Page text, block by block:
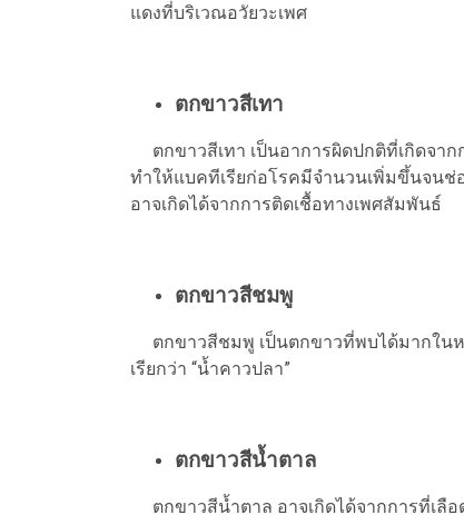
แดงที่บริเวณอวัยวะเพศ
ตกขาวสีเทา
ตกขาวสีเทา เป็นอาการผิดปกติที่เกิดจา
ทำให้แบคทีเรียก่อโรคมีจำนวนเพิ่มขึ้นจนช่
อาจเกิดได้จากการติดเชื้อทางเพศสัมพันธ์
ตกขาวสีชมพู
ตกขาวสีชมพู เป็นตกขาวที่พบได้มากในห
เรียกว่า “น้ำคาวปลา”
ตกขาวสีน้ำตาล
ตกขาวสีน้ำตาล อาจเกิดได้จากการที่เลื